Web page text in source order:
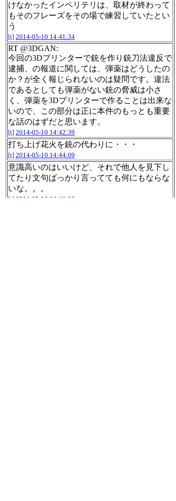
けなかったインペリテリは、取材が終わって
もそのフレーズをその場で練習していたとい
う
[t] 2014-05-10 14:41:34
RT @3DGAN:
今回の3Dプリンターで銃を作り銃刀法違反で
逮捕、の報道に関しては、弾薬はどうしたの
か？が全く報じられないのは疑問です。違法
であるとしても弾薬がない銃の脅威は小さ
く、弾薬を3Dプリンターで作ることは出来な
いので、この部分は正に本件のもっとも重要
な話のはずだと思います。
[t] 2014-05-10 14:42:39
打ち上げ花火を銃の代わりに・・・
[t] 2014-05-10 14:44:09
意識高いのはいいけど、それで他人を見下し
てたり文句ばっかり言ってても何にもならな
いな。。。
[t] 2014-05-10 14:46:00